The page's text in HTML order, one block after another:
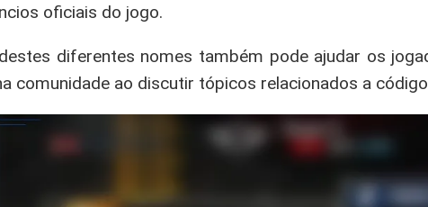
oficiais do jogo.
diferentes nomes também pode ajudar os
comunidade ao discutir tópicos relacionados a